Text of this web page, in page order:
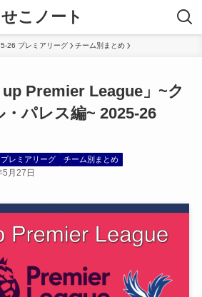
せこノート
26 プレミアリーグ チーム別まとめ
up Premier League」~ク
・パレス編~ 2025-26
レミアリーグ チーム別まとめ
月27日